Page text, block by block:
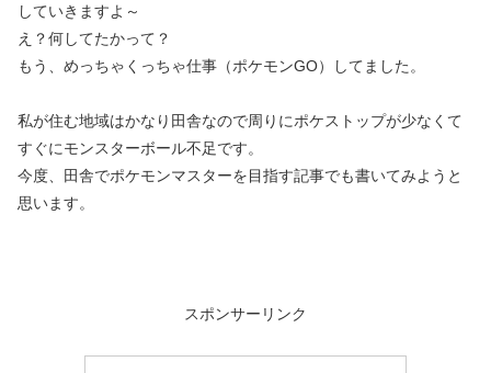
していきますよ～
え？何してたかって？
もう、めっちゃくっちゃ仕事（ポケモンGO）してました。
私が住む地域はかなり田舎なので周りにポケストップが少なくて
すぐにモンスターボール不足です。
今度、田舎でポケモンマスターを目指す記事でも書いてみようと
思います。
スポンサーリンク